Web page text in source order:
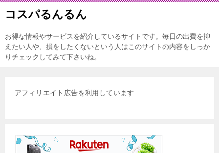
コスパるんるん
お得な情報やサービスを紹介しているサイトです。毎日の出費を抑
えたい人や、損をしたくないという人はこのサイトの内容をしっか
りチェックしてみて下さいね。
アフィリエイト広告を利用しています